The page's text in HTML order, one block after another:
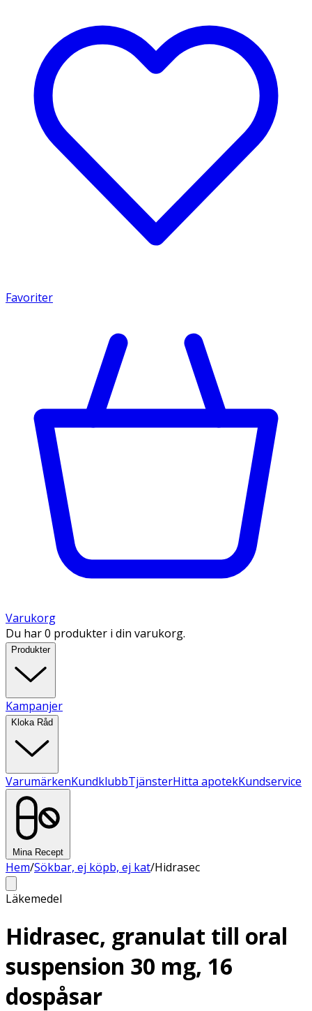
Favoriter
Varukorg
Du har 0 produkter i din varukorg.
Produkter
Kampanjer
Kloka Råd
VarumärkenKundklubbTjänsterHitta apotekKundservice
Mina Recept
Hem/Sökbar, ej köpb, ej kat/Hidrasec
Läkemedel
Hidrasec, granulat till oral
suspension 30 mg, 16
dospåsar